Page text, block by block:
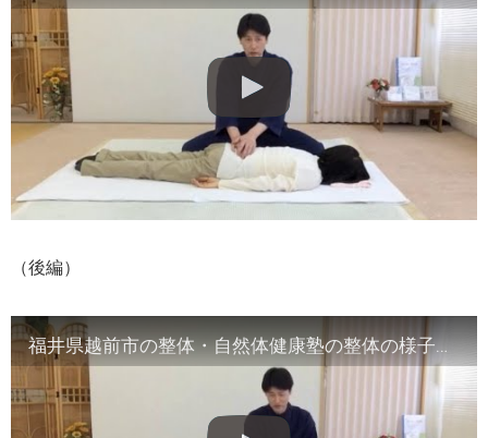
（後編）
福井県越前市の整体・自然体健康塾の整体の様子（2）腹部や首など